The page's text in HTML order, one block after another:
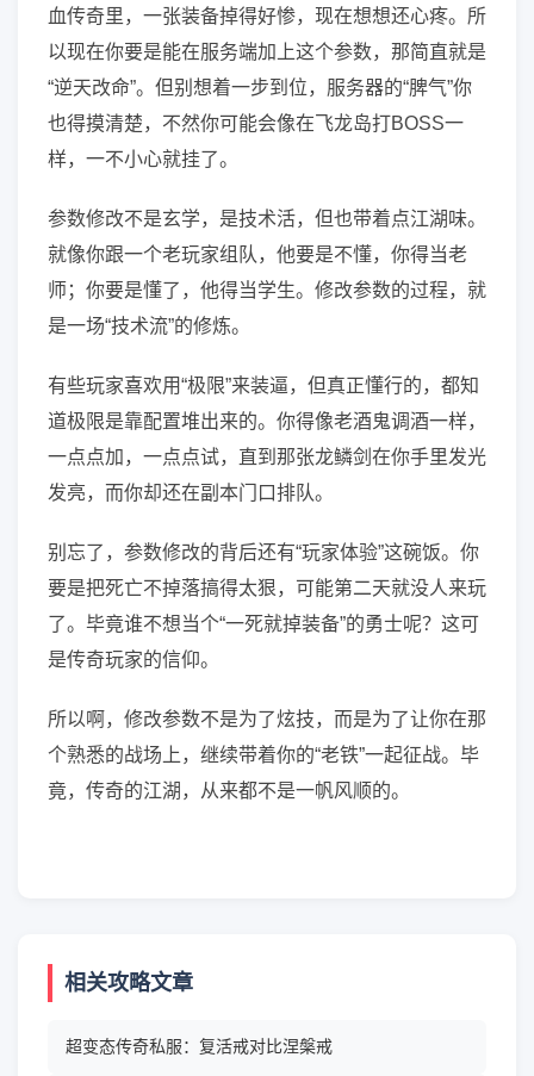
血传奇里，一张装备掉得好惨，现在想想还心疼。所
以现在你要是能在服务端加上这个参数，那简直就是
“逆天改命”。但别想着一步到位，服务器的“脾气”你
也得摸清楚，不然你可能会像在飞龙岛打BOSS一
样，一不小心就挂了。
参数修改不是玄学，是技术活，但也带着点江湖味。
就像你跟一个老玩家组队，他要是不懂，你得当老
师；你要是懂了，他得当学生。修改参数的过程，就
是一场“技术流”的修炼。
有些玩家喜欢用“极限”来装逼，但真正懂行的，都知
道极限是靠配置堆出来的。你得像老酒鬼调酒一样，
一点点加，一点点试，直到那张龙鳞剑在你手里发光
发亮，而你却还在副本门口排队。
别忘了，参数修改的背后还有“玩家体验”这碗饭。你
要是把死亡不掉落搞得太狠，可能第二天就没人来玩
了。毕竟谁不想当个“一死就掉装备”的勇士呢？这可
是传奇玩家的信仰。
所以啊，修改参数不是为了炫技，而是为了让你在那
个熟悉的战场上，继续带着你的“老铁”一起征战。毕
竟，传奇的江湖，从来都不是一帆风顺的。
相关攻略文章
超变态传奇私服：复活戒对比涅槃戒